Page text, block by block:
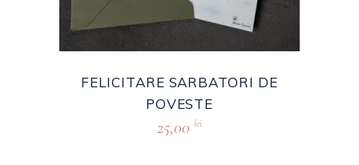
FELICITARE SARBATORI DE
POVESTE
25,00 lei